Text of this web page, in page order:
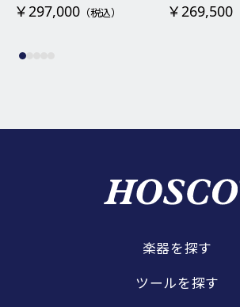
￥297,000（税込） ￥269,500
楽器を探す
ツールを探す